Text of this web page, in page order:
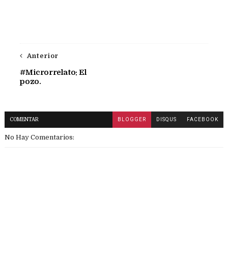
Anterior
#Microrrelato: El
pozo.
COMENTAR BLOGGER DISQUS FACEBOOK
No Hay Comentarios: